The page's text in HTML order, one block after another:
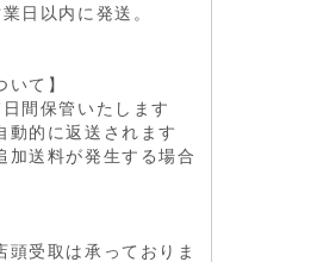
日以内に発送。
いて】
間保管いたします
動的に返送されます
加送料が発生する場合
受取は承っておりま